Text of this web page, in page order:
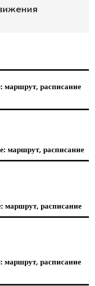
маршрут, расписание
маршрут, расписание
маршрут, расписание
маршрут, расписание